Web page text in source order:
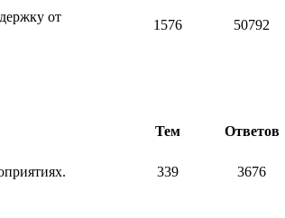
от
1576 50792
Тем Ответов
339 3676